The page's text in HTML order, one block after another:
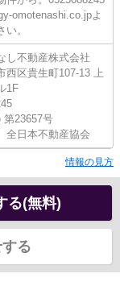
omotenashi.co.jpよ
い。
し不動産株式会社
西区貴生町107-13 上
1F
第23657号
日本不動産協会
情報の見方
る(無料)
る